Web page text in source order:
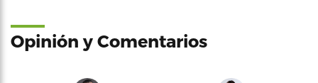
Opinión y Comentarios